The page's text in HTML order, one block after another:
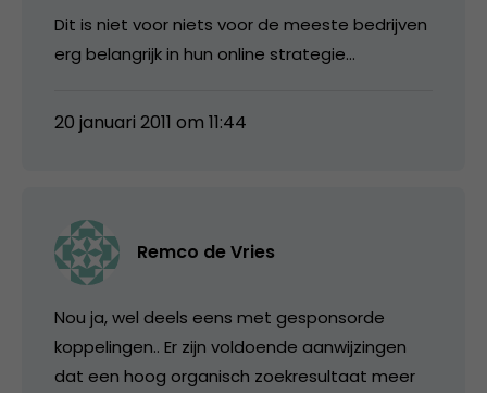
Dit is niet voor niets voor de meeste bedrijven
erg belangrijk in hun online strategie…
20 januari 2011 om 11:44
Remco de Vries
Nou ja, wel deels eens met gesponsorde
koppelingen.. Er zijn voldoende aanwijzingen
dat een hoog organisch zoekresultaat meer